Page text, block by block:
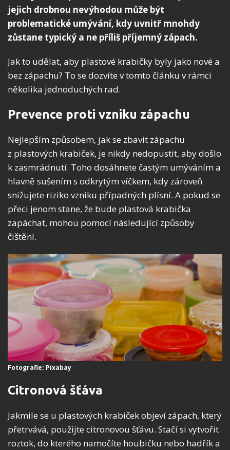
jejich drobnou nevýhodou může být
problematické umývání, kdy uvnitř mnohdy
zůstane typický a ne příliš příjemný zápach.
Jak to udělat, aby plastové krabičky byly jako nové a
bez zápachu? To se dozvíte v tomto článku v rámci
několika jednoduchých rad.
Prevence proti vzniku zápachu
Nejlepším způsobem, jak se zbavit zápachu
z plastových krabiček, je nikdy nedopustit, aby došlo
k zasmrádnutí. Toho dosáhnete častým umýváním a
hlavně sušením s odkrytým víčkem, kdy zároveň
snižujete riziko vzniku případných plísní. A pokud se
přeci jenom stane, že bude plastová krabička
zapáchat, mohou pomocí následující způsoby
čištění.
Fotografie: Pixabay
Citronová šťáva
Jakmile se u plastových krabiček objeví zápach, který
přetrvává, použijte citronovou šťávu. Stačí si vytvořit
roztok, do kterého namočíte houbičku nebo hadřík a